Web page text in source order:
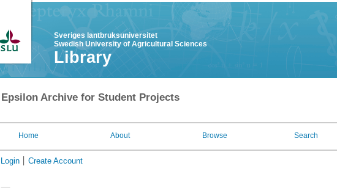
Sveriges lantbruksuniversitet
Swedish University of Agricultural Sciences
Library
Epsilon Archive for Student Projects
Home About Browse Search
Login Create Account